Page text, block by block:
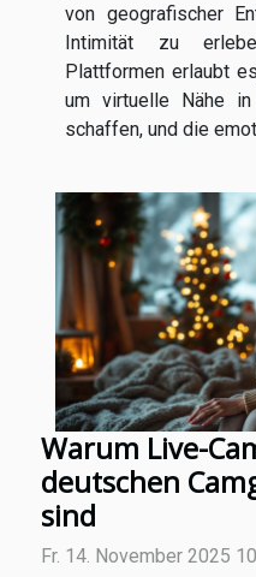
von geografischer
Intimität zu
Plattformen erlaubt
um virtuelle Nähe in
schaffen, und die
Warum Live-
deutschen
sind
Fr. 14. November 2025